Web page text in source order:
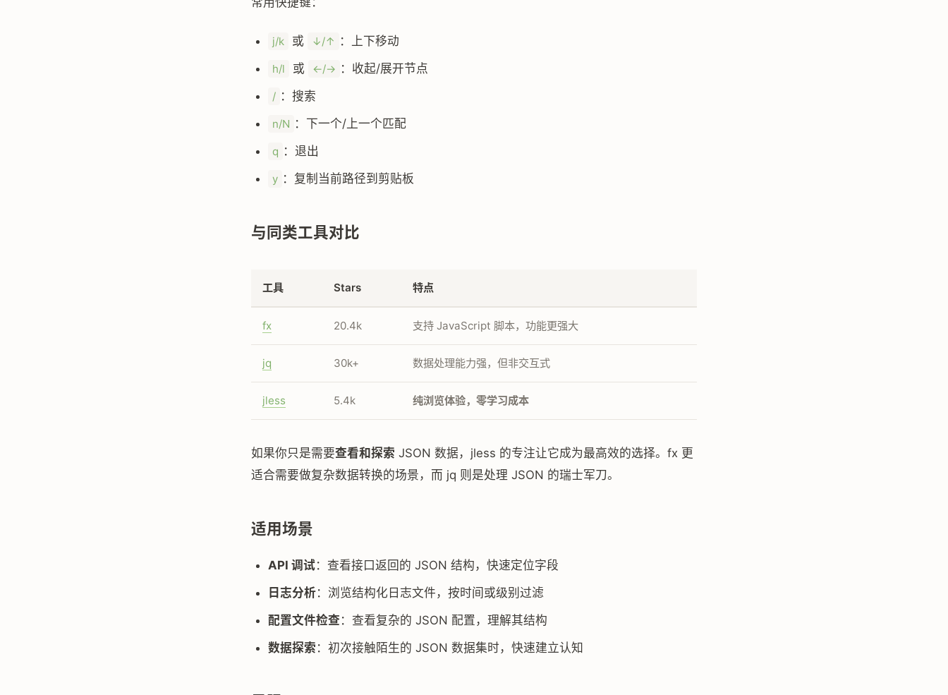
j/k 或 ↓/↑ ：上下移动
h/l 或 ←/→ ：收起/展开节点
/ ：搜索
n/N ：下一个/上一个匹配
q ：退出
y ：复制当前路径到剪贴板
与同类工具对比
工具 Stars 特点
fx 20.4k 支持 JavaScript 脚本，功能更强大
jq 30k+ 数据处理能力强，但非交互式
jless 5.4k 纯浏览体验，零学习成本
如果你只是需要查看和探索 JSON 数据，jless 的专注让它成为最高效的选择。fx 更
适合需要做复杂数据转换的场景，而 jq 则是处理 JSON 的瑞士军刀。
适用场景
API 调试：查看接口返回的 JSON 结构，快速定位字段
日志分析：浏览结构化日志文件，按时间或级别过滤
配置文件检查 ：查看复杂的 JSON 配置，理解其结构
数据探索 ：初次接触陌生的 JSON 数据集时，快速建立认知